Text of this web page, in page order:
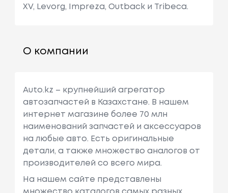
XV, Levorg, Impreza, Outback и Tribeca.
О компании
Auto.kz – крупнейший агрегатор
автозапчастей в Казахстане. В нашем
интернет магазине более 70 млн
наименований запчастей и аксессуаров
на любые авто. Есть оригинальные
детали, а также множество аналогов от
производителей со всего мира.
На нашем сайте представлены